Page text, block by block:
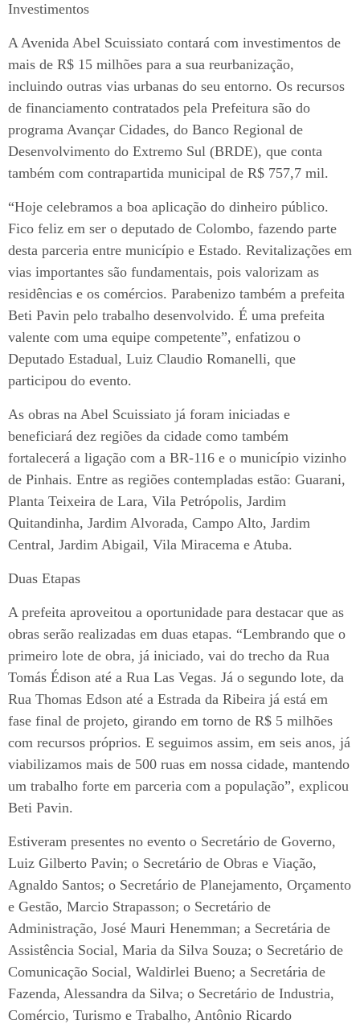
Investimentos
A Avenida Abel Scuissiato contará com investimentos de
mais de R$ 15 milhões para a sua reurbanização,
incluindo outras vias urbanas do seu entorno. Os recursos
de financiamento contratados pela Prefeitura são do
programa Avançar Cidades, do Banco Regional de
Desenvolvimento do Extremo Sul (BRDE), que conta
também com contrapartida municipal de R$ 757,7 mil.
“Hoje celebramos a boa aplicação do dinheiro público.
Fico feliz em ser o deputado de Colombo, fazendo parte
desta parceria entre município e Estado. Revitalizações em
vias importantes são fundamentais, pois valorizam as
residências e os comércios. Parabenizo também a prefeita
Beti Pavin pelo trabalho desenvolvido. É uma prefeita
valente com uma equipe competente”, enfatizou o
Deputado Estadual, Luiz Claudio Romanelli, que
participou do evento.
As obras na Abel Scuissiato já foram iniciadas e
beneficiará dez regiões da cidade como também
fortalecerá a ligação com a BR-116 e o município vizinho
de Pinhais. Entre as regiões contempladas estão: Guarani,
Planta Teixeira de Lara, Vila Petrópolis, Jardim
Quitandinha, Jardim Alvorada, Campo Alto, Jardim
Central, Jardim Abigail, Vila Miracema e Atuba.
Duas Etapas
A prefeita aproveitou a oportunidade para destacar que as
obras serão realizadas em duas etapas. “Lembrando que o
primeiro lote de obra, já iniciado, vai do trecho da Rua
Tomás Édison até a Rua Las Vegas. Já o segundo lote, da
Rua Thomas Edson até a Estrada da Ribeira já está em
fase final de projeto, girando em torno de R$ 5 milhões
com recursos próprios. E seguimos assim, em seis anos, já
viabilizamos mais de 500 ruas em nossa cidade, mantendo
um trabalho forte em parceria com a população”, explicou
Beti Pavin.
Estiveram presentes no evento o Secretário de Governo,
Luiz Gilberto Pavin; o Secretário de Obras e Viação,
Agnaldo Santos; o Secretário de Planejamento, Orçamento
e Gestão, Marcio Strapasson; o Secretário de
Administração, José Mauri Henemman; a Secretária de
Assistência Social, Maria da Silva Souza; o Secretário de
Comunicação Social, Waldirlei Bueno; a Secretária de
Fazenda, Alessandra da Silva; o Secretário de Industria,
Comércio, Turismo e Trabalho, Antônio Ricardo